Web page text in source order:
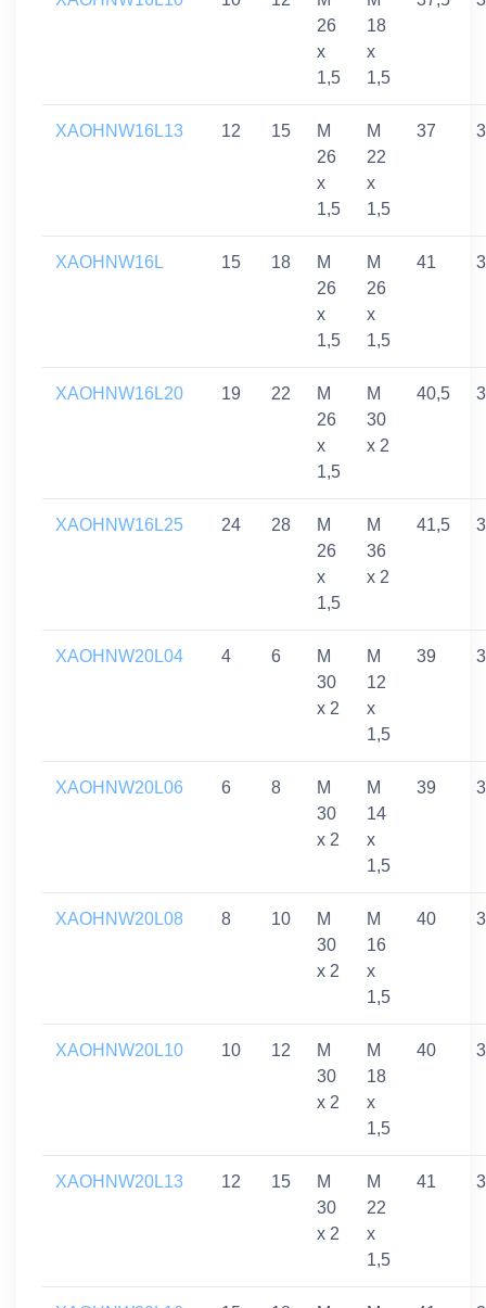
26
x
1,5
18
x
1,5
XAOHNW16L13 12 15
M
26
x
1,5
M
22
x
1,5
37
XAOHNW16L 15 18
M
26
x
1,5
M
26
x
1,5
41
XAOHNW16L20 19 22
M
26
x
1,5
M
30
x 2
40,5
XAOHNW16L25 24 28
M
26
x
1,5
M
36
x 2
41,5
XAOHNW20L04 4 6
M
30
x 2
M
12
x
1,5
39
XAOHNW20L06 6 8
M
30
x 2
M
14
x
1,5
39
XAOHNW20L08 8 10
M
30
x 2
M
16
x
1,5
40
XAOHNW20L10 10 12
M
30
x 2
M
18
x
1,5
40
XAOHNW20L13 12 15
M
30
x 2
M
22
x
1,5
41